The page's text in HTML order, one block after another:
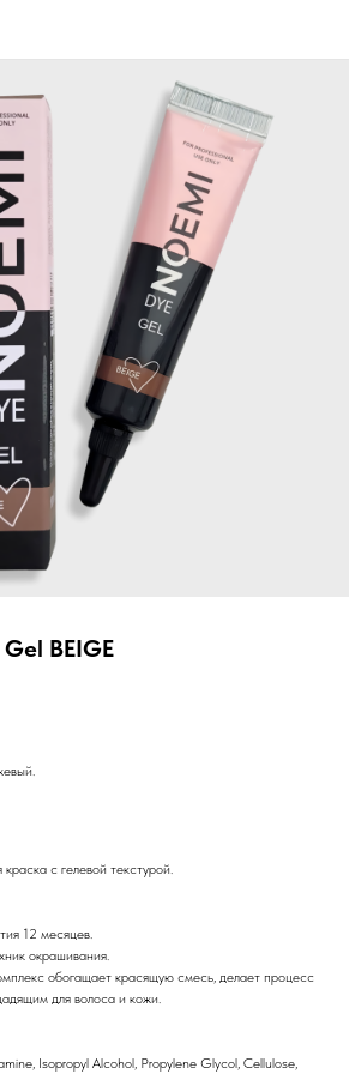
BEIGE
с гелевой текстурой.
12 месяцев.
окрашивания.
обогащает красящую смесь, делает процесс
для волоса и кожи.
Isopropyl Alcohol, Propylene Glycol, Cellulose,